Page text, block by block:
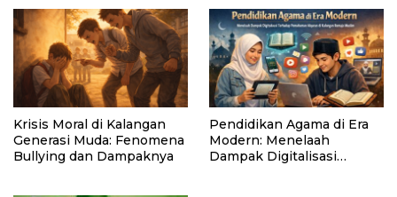
Krisis Moral di Kalangan
Generasi Muda: Fenomena
Bullying dan Dampaknya
Pendidikan Agama di Era
Modern: Menelaah
Dampak Digitalisasi